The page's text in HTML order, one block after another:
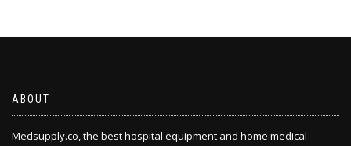
ABOUT
Medsupply.co, the best hospital equipment and home medical